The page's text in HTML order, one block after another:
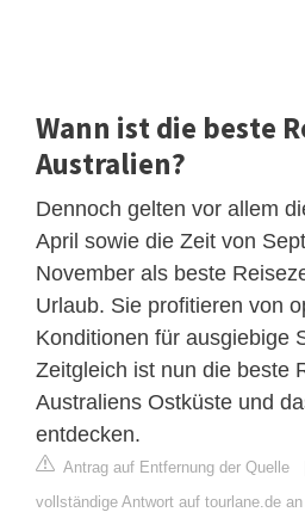
Wann ist die beste
Australien?
Dennoch gelten vor allem
April sowie die Zeit von
November als beste
Urlaub. Sie profitieren von
Konditionen für ausgiebige
Zeitgleich ist nun die beste
Australiens Ostküste und
entdecken.
Antrag auf Entfernung der Quelle
vollständige Antwort auf tourlane.de an